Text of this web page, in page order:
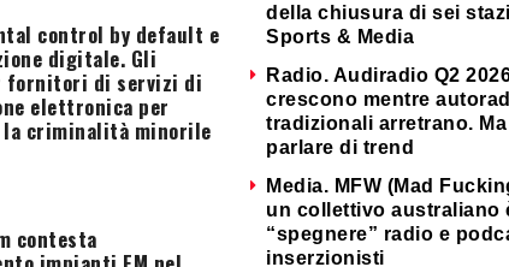
control by default e
digitale. Gli
fornitori di servizi di
elettronica per
criminalità minorile
contesta
della chiusura di sei
Sports & Media
Radio. Audiradio Q2
crescono mentre
tradizionali arretrano.
parlare di trend
Media. MFW (Mad
un collettivo australiano
“spegnere” radio e
inserzionisti